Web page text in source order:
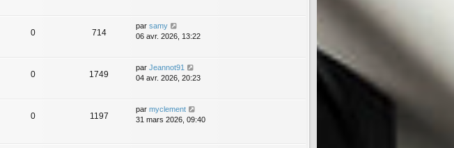
0 714
par samy
06 avr. 2026, 13:22
0 1749
par Jeannot91
04 avr. 2026, 20:23
0 1197
par myclement
31 mars 2026, 09:40